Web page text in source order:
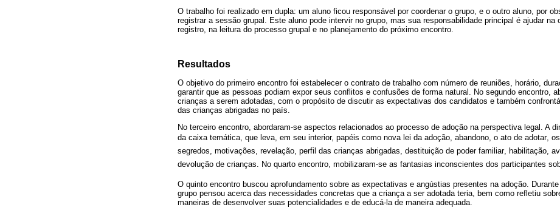
O trabalho foi realizado em dupla: um aluno ficou responsável por coordenar o grupo, e o outro aluno, por
registrar a sessão grupal. Este aluno pode intervir no grupo, mas sua responsabilidade principal é ajudar na
registro, na leitura do processo grupal e no planejamento do próximo encontro.
Resultados
O objetivo do primeiro encontro foi estabelecer o contrato de trabalho com número de reuniões, horário,
garantir que as pessoas podiam expor seus conflitos e confusões de forma natural. No segundo encontro,
crianças a serem adotadas, com o propósito de discutir as expectativas dos candidatos e também
das crianças abrigadas no país.
No terceiro encontro, abordaram-se aspectos relacionados ao processo de adoção na perspectiva legal. A
da caixa temática, que leva, em seu interior, papéis como nova lei da adoção, abandono, o ato de adotar,
segredos, motivações, revelação, perfil das crianças abrigadas, destituição de poder familiar, habilitação,
devolução de crianças. No quarto encontro, mobilizaram-se as fantasias inconscientes dos participantes
O quinto encontro buscou aprofundamento sobre as expectativas e angústias presentes na adoção.
grupo pensou acerca das necessidades concretas que a criança a ser adotada teria, bem como refletiu
maneiras de desenvolver suas potencialidades e de educá-la de maneira adequada.